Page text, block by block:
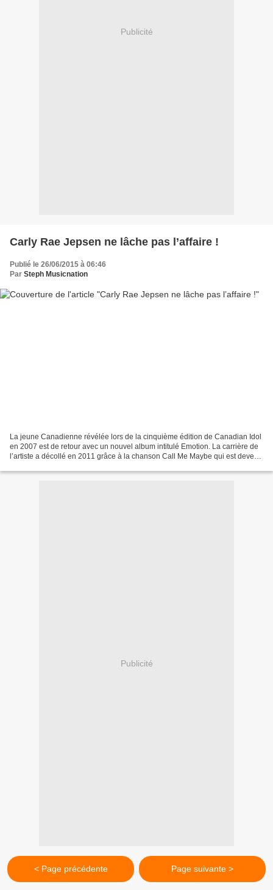
Publicité
Carly Rae Jepsen ne lâche pas l’affaire !
Publié le 26/06/2015 à 06:46
Par Steph Musicnation
La jeune Canadienne révélée lors de la cinquième édition de Canadian Idol
en 2007 est de retour avec un nouvel album intitulé Emotion. La carrière de
l’artiste a décollé en 2011 grâce à la chanson Call Me Maybe qui est devenu
Publicité
< Page précédente Page suivante >